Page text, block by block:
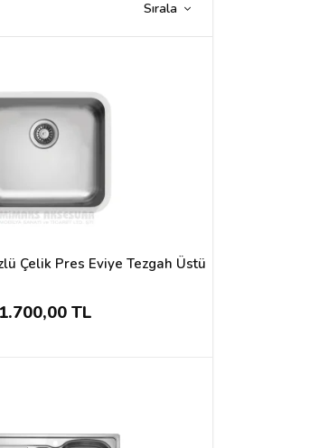
Sırala
Çelik Pres Eviye Tezgah Üstü
1.700,00 TL